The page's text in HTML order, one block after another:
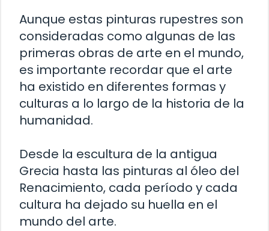
Aunque estas pinturas rupestres son
consideradas como algunas de las
primeras obras de arte en el mundo,
es importante recordar que el arte
ha existido en diferentes formas y
culturas a lo largo de la historia de la
humanidad.
Desde la escultura de la antigua
Grecia hasta las pinturas al óleo del
Renacimiento, cada período y cada
cultura ha dejado su huella en el
mundo del arte.